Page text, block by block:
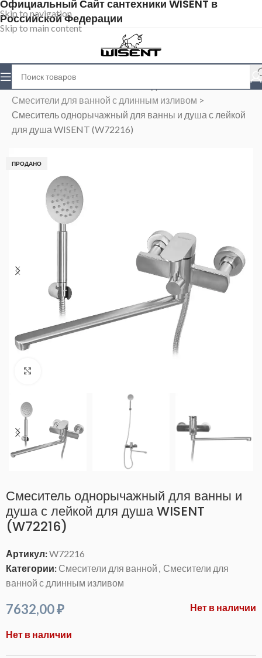
Skip to navigation
Skip to main content
Официальный Сайт сантехники WISENT в
Российской Федерации
Магазин
Смесители для ванной с длинным изливом >
Смеситель однорычажный для ванны и душа с лейкой
для душа WISENT (W72216)
ПРОДАНО
Смеситель однорычажный для ванны и
душа с лейкой для душа WISENT
(W72216)
Артикул:W72216
Категории: Смесители для ванной , Смесители для
ванной с длинным изливом
7632,00₽ Нет в наличии
Нет в наличии